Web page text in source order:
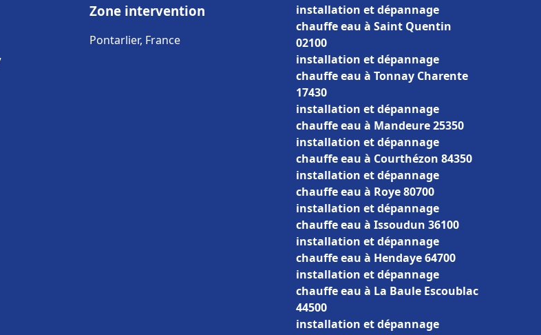
Zone intervention
Pontarlier, France
installation et dépannage
chauffe eau à Saint Quentin
02100
installation et dépannage
chauffe eau à Tonnay Charente
17430
installation et dépannage
chauffe eau à Mandeure 25350
installation et dépannage
chauffe eau à Courthézon 84350
installation et dépannage
chauffe eau à Roye 80700
installation et dépannage
chauffe eau à Issoudun 36100
installation et dépannage
chauffe eau à Hendaye 64700
installation et dépannage
chauffe eau à La Baule Escoublac
44500
installation et dépannage